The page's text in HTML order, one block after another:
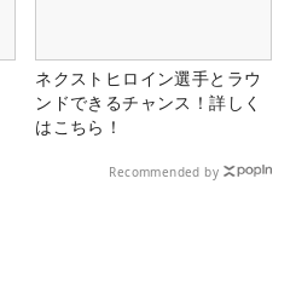
ネクストヒロイン選手とラウ
ンドできるチャンス！詳しく
はこちら！
Recommended by